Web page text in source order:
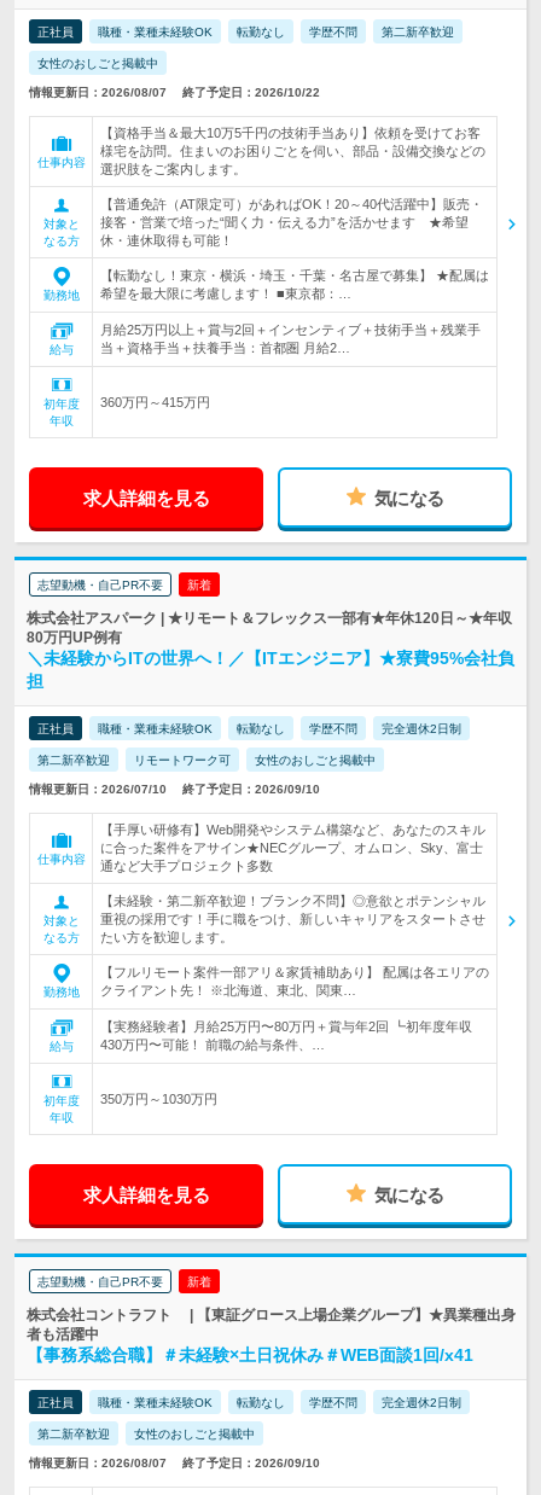
正社員 職種・業種未経験OK 転勤なし 学歴不問 第二新卒歓迎
女性のおしごと掲載中
情報更新日：2026/08/07 終了予定日：2026/10/22
仕事内容
【資格手当＆最大10万5千円の技術手当あり】依頼を受けてお客
様宅を訪問。住まいのお困りごとを伺い、部品・設備交換などの
選択肢をご案内します。
対象と
なる方
【普通免許（AT限定可）があればOK！20～40代活躍中】販売・
接客・営業で培った“聞く力・伝える力”を活かせます ★希望
休・連休取得も可能！
勤務地
【転勤なし！東京・横浜・埼玉・千葉・名古屋で募集】 ★配属は
希望を最大限に考慮します！ ■東京都：…
給与
月給25万円以上＋賞与2回＋インセンティブ＋技術手当＋残業手
当＋資格手当＋扶養手当：首都圏 月給2…
初年度
年収
360万円～415万円
求人詳細を見る 気になる
志望動機・自己PR不要 新着
株式会社アスパーク | ★リモート＆フレックス一部有★年休120日～★年収
80万円UP例有
＼未経験からITの世界へ！／【ITエンジニア】★寮費95%会社負
担
正社員 職種・業種未経験OK 転勤なし 学歴不問 完全週休2日制
第二新卒歓迎 リモートワーク可 女性のおしごと掲載中
情報更新日：2026/07/10 終了予定日：2026/09/10
仕事内容
【手厚い研修有】Web開発やシステム構築など、あなたのスキル
に合った案件をアサイン★NECグループ、オムロン、Sky、富士
通など大手プロジェクト多数
対象と
なる方
【未経験・第二新卒歓迎！ブランク不問】◎意欲とポテンシャル
重視の採用です！手に職をつけ、新しいキャリアをスタートさせ
たい方を歓迎します。
勤務地
【フルリモート案件一部アリ＆家賃補助あり】 配属は各エリアの
クライアント先！ ※北海道、東北、関東…
給与
【実務経験者】月給25万円〜80万円＋賞与年2回 ┗初年度年収
430万円〜可能！ 前職の給与条件、…
初年度
年収
350万円～1030万円
求人詳細を見る 気になる
志望動機・自己PR不要 新着
株式会社コントラフト | 【東証グロース上場企業グループ】★異業種出身
者も活躍中
【事務系総合職】＃未経験×土日祝休み＃WEB面談1回/x41
正社員 職種・業種未経験OK 転勤なし 学歴不問 完全週休2日制
第二新卒歓迎 女性のおしごと掲載中
情報更新日：2026/08/07 終了予定日：2026/09/10